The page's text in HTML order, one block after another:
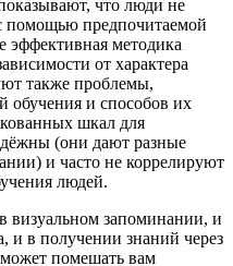
что люди не
помощью предпочитаемой
эффективная методика
от характера
также проблемы,
обучения и способов их
шкал для
(они дают разные
и часто не коррелируют
людей.
визуальном запоминании, и
и в получении знаний через
может помешать вам